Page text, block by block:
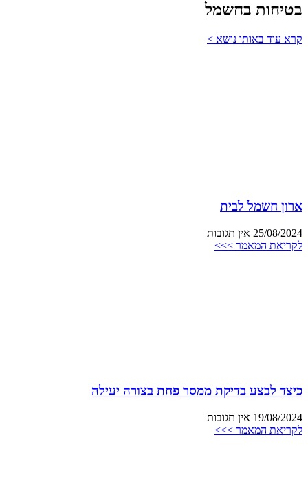
בטיחות בחשמל
קרא עוד באותו נושא >
ארון חשמל לבית
25/08/2024 אין תגובות
לקריאת המאמר >>>
כיצד לבצע בדיקת ממסר פחת בצורה יעילה
19/08/2024 אין תגובות
לקריאת המאמר >>>